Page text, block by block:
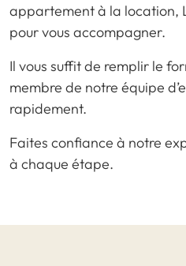
appartement à la location,
pour vous accompagner.
Il vous suffit de remplir le
membre de notre équipe
rapidement.
Faites confiance à notre
à chaque étape.